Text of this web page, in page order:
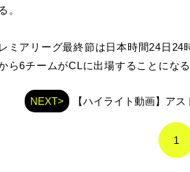
。
ミアリーグ最終節は日本時間24日24
ら6チームがCLに出場することになる
NEXT> 【ハイライト動画】ア
1